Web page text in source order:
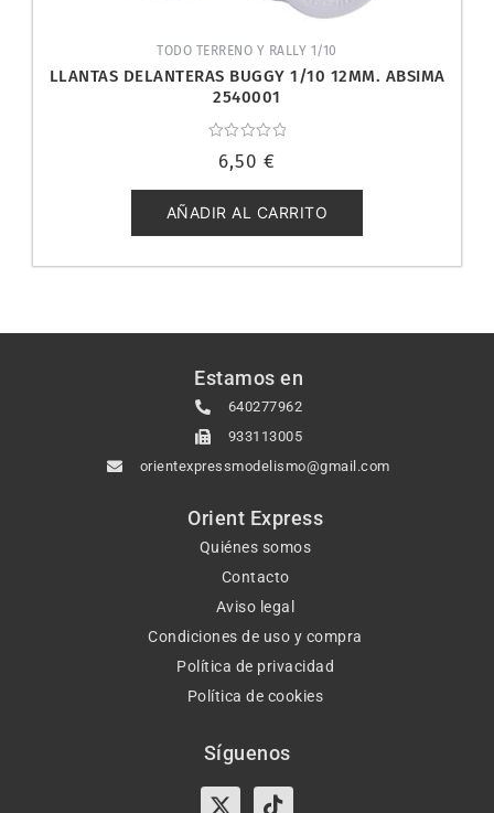
TODO TERRENO Y RALLY 1/10
LLANTAS DELANTERAS BUGGY 1/10 12MM. ABSIMA
2540001
con
de
5
6,50 €
AÑADIR AL CARRITO
Estamos en
640277962
933113005
orientexpressmodelismo@gmail.com
Orient Express
Quiénes somos
Contacto
Aviso legal
Condiciones de uso y compra
Política de privacidad
Política de cookies
Síguenos
X-
Tiktok
InstagramFacebook